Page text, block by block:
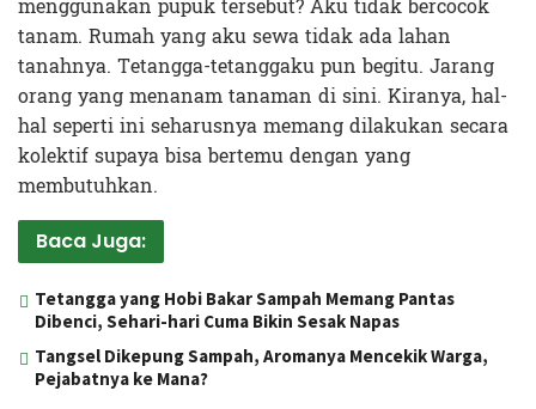
menggunakan pupuk tersebut? Aku tidak bercocok
tanam. Rumah yang aku sewa tidak ada lahan
tanahnya. Tetangga-tetanggaku pun begitu. Jarang
orang yang menanam tanaman di sini. Kiranya, hal-
hal seperti ini seharusnya memang dilakukan secara
kolektif supaya bisa bertemu dengan yang
membutuhkan.
Baca Juga:
Tetangga yang Hobi Bakar Sampah Memang Pantas
Dibenci, Sehari-hari Cuma Bikin Sesak Napas
Tangsel Dikepung Sampah, Aromanya Mencekik Warga,
Pejabatnya ke Mana?